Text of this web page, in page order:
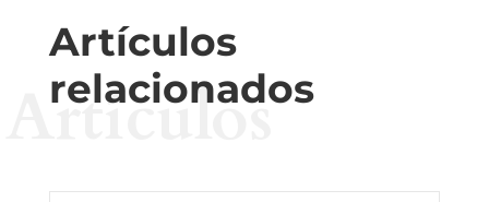
Artículos
relacionados
Artículos